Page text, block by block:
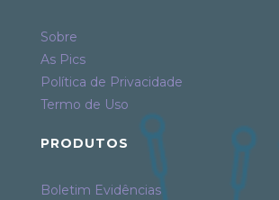
Sobre
As Pics
Política de Privacidade
Termo de Uso
PRODUTOS
Boletim Evidências